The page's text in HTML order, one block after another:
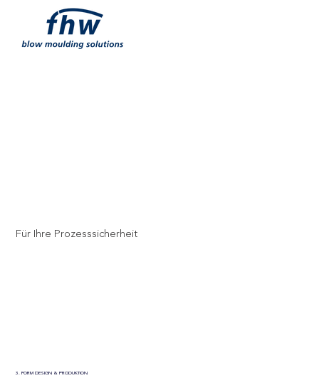
Für Ihre Prozesssicherheit
3. FORM DESIGN & PRODUKTION